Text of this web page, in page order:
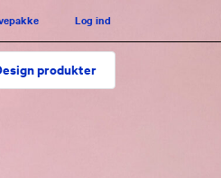
Log ind
produkter